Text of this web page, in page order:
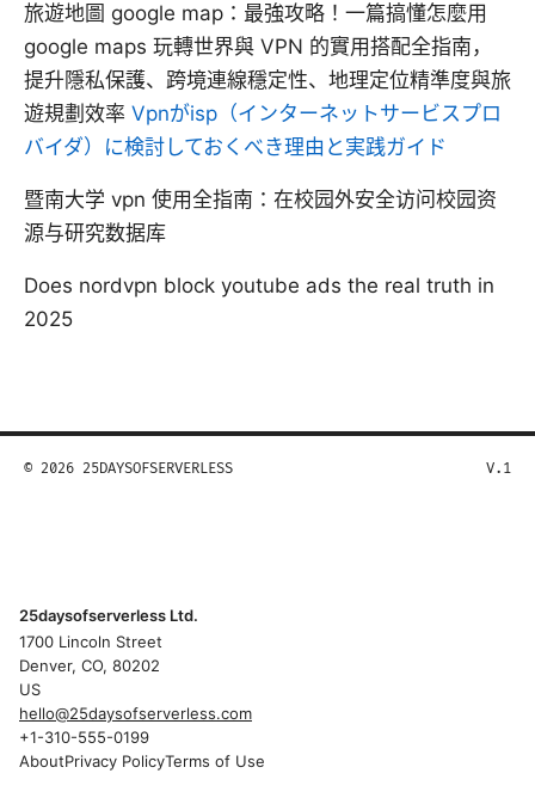
旅遊地圖 google map：最強攻略！一篇搞懂怎麼用
google maps 玩轉世界與 VPN 的實用搭配全指南，
提升隱私保護、跨境連線穩定性、地理定位精準度與旅
遊規劃效率 Vpnがisp（インターネットサービスプロ
バイダ）に検討しておくべき理由と実践ガイド
暨南大学 vpn 使用全指南：在校园外安全访问校园资
源与研究数据库
Does nordvpn block youtube ads the real truth in
2025
© 2026 25DAYSOFSERVERLESS V.1
25daysofserverless Ltd.
1700 Lincoln Street
Denver, CO, 80202
US
hello@25daysofserverless.com
+1-310-555-0199
AboutPrivacy PolicyTerms of Use